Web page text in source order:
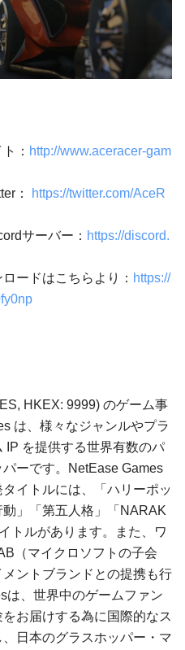
： http://www.aceracer-gam
：
https://twitter.com/AceR
サーバー： https://discord.
ードはこちらより： https://
HKEX: 9999) のゲーム事
は、様々なジャンルやプラ
IP を提供する世界有数のパ
ーです。NetEase Games
イトルには、「ハリーポッ
」「第五人格」「NARAK
トルがあります。また、ワ
（マイクロソフトの子会
ントブランドとの提携も行
は、世界中のゲームファン
お届けする為に国際的なス
日本のグラスホッパー・マ